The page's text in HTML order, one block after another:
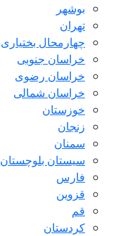
بوشهر
تهران
چهارمحال بختیاری
خراسان جنوبی
خراسان رضوی
خراسان شمالی
خوزستان
زنجان
سمنان
سیستان بلوچستان
فارس
قزوین
قم
کردستان